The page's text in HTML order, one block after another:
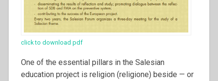
click to download pdf
One of the essential pillars in the Salesian
education project is religion (religione) beside — or